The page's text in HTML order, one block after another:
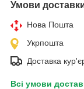
Умови
Нова Пошта
Укрпошта
Доставка
Всі умови